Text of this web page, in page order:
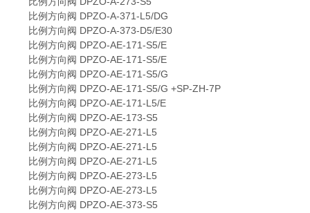
比例方向阀 DPZO-A-371-L5/DG
比例方向阀 DPZO-A-373-D5/E30
比例方向阀 DPZO-AE-171-S5/E
比例方向阀 DPZO-AE-171-S5/E
比例方向阀 DPZO-AE-171-S5/G
比例方向阀 DPZO-AE-171-S5/G +SP-ZH-7P
比例方向阀 DPZO-AE-171-L5/E
比例方向阀 DPZO-AE-173-S5
比例方向阀 DPZO-AE-271-L5
比例方向阀 DPZO-AE-271-L5
比例方向阀 DPZO-AE-271-L5
比例方向阀 DPZO-AE-273-L5
比例方向阀 DPZO-AE-273-L5
比例方向阀 DPZO-AE-373-S5